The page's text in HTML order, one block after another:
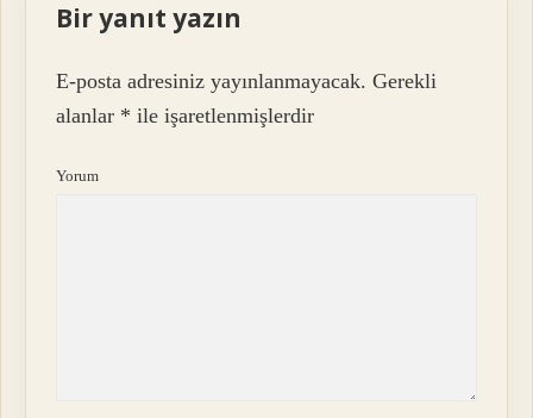
Bir yanıt yazın
E-posta adresiniz yayınlanmayacak. Gerekli
alanlar * ile işaretlenmişlerdir
Yorum